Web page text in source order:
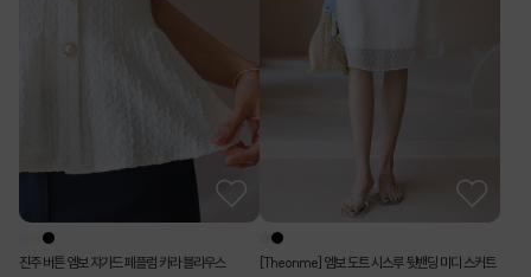
진주 버튼 엠보 쟈가드 페플럼 카라 블라우스
[Theonme] 엠보 도트 시스루 뒷밴딩 미디 스커트